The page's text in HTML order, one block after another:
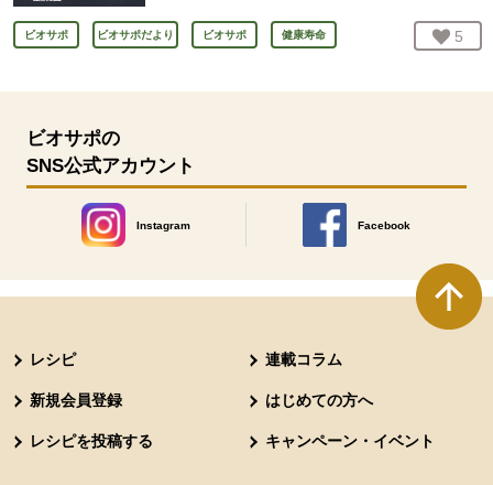
ビオサポ ビオサポだより ビオサポ 健康寿命 お気
5
ビオサポの
SNS公式アカウント
Instagram
別のウィンドウで開きます。
Facebook
別のウィンドウで開きます
レシピ 連載コラム
新規会員登録 はじめての方へ
レシピを投稿する キャンペーン・イベント